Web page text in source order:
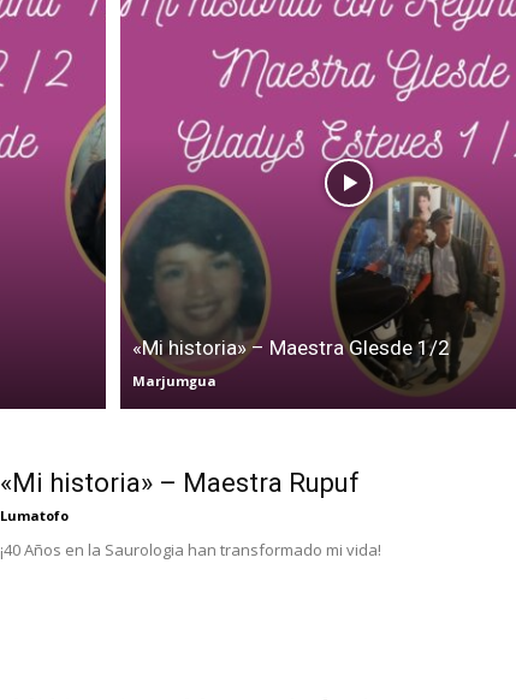
Colibrí
«Mi historia» – Maestra Glesde 1/2
Marjumgua
«Mi historia» – Maestra Rupuf
Lumatofo
¡40 Años en la Saurologia han transformado mi vida!